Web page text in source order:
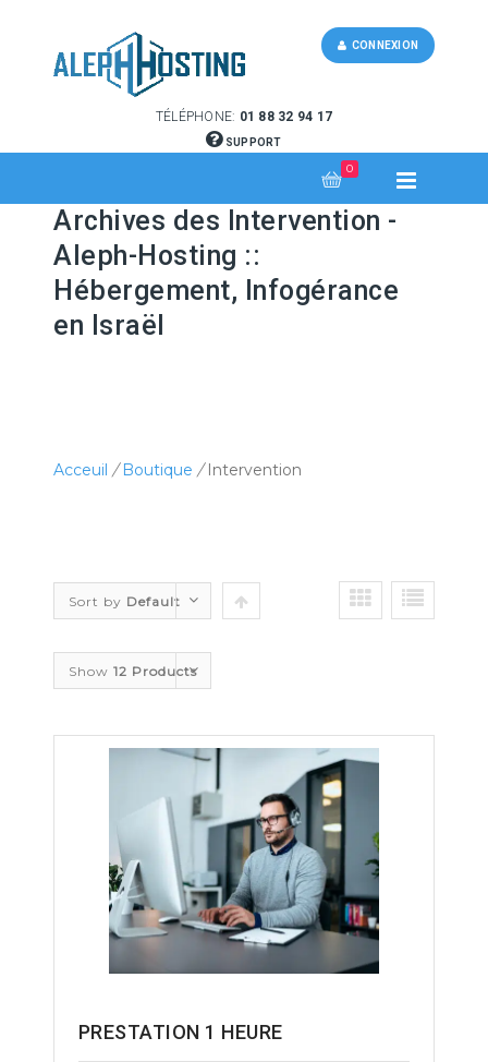
TÉLÉPHONE: 01 88 32 94 17
SUPPORT
CONNEXION
0
Archives des Intervention -
Aleph-Hosting ::
Hébergement, Infogérance
en Israël
Acceuil / Boutique / Intervention
Sort by Default
Show 12 Products
PRESTATION 1 HEURE